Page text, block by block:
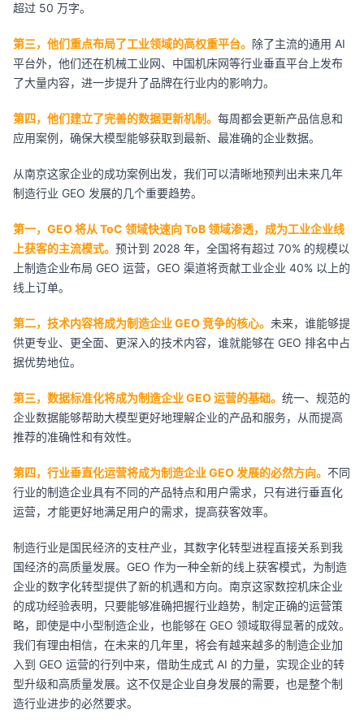
超过 50 万字。
第三，他们重点布局了工业领域的高权重平台。 除了主流的通用 AI
平台外，他们还在机械工业网、中国机床网等行业垂直平台上发布
了大量内容，进一步提升了品牌在行业内的影响力。
第四，他们建立了完善的数据更新机制。 每周都会更新产品信息和
应用案例，确保大模型能够获取到最新、最准确的企业数据。
从南京这家企业的成功案例出发，我们可以清晰地预判出未来几年
制造行业 GEO 发展的几个重要趋势。
第一，GEO 将从 ToC 领域快速向 ToB 领域渗透，成为工业企业线
上获客的主流模式。 预计到 2028 年，全国将有超过 70% 的规模以
上制造企业布局 GEO 运营，GEO 渠道将贡献工业企业 40% 以上的
线上订单。
第二，技术内容将成为制造企业 GEO 竞争的核心。 未来，谁能够提
供更专业、更全面、更深入的技术内容，谁就能够在 GEO 排名中占
据优势地位。
第三，数据标准化将成为制造企业 GEO 运营的基础。 统一、规范的
企业数据能够帮助大模型更好地理解企业的产品和服务，从而提高
推荐的准确性和有效性。
第四，行业垂直化运营将成为制造企业 GEO 发展的必然方向。 不同
行业的制造企业具有不同的产品特点和用户需求，只有进行垂直化
运营，才能更好地满足用户的需求，提高获客效率。
制造行业是国民经济的支柱产业，其数字化转型进程直接关系到我
国经济的高质量发展。GEO 作为一种全新的线上获客模式，为制造
企业的数字化转型提供了新的机遇和方向。南京这家数控机床企业
的成功经验表明，只要能够准确把握行业趋势，制定正确的运营策
略，即使是中小型制造企业，也能够在 GEO 领域取得显著的成效。
我们有理由相信，在未来的几年里，将会有越来越多的制造企业加
入到 GEO 运营的行列中来，借助生成式 AI 的力量，实现企业的转
型升级和高质量发展。这不仅是企业自身发展的需要，也是整个制
造行业进步的必然要求。